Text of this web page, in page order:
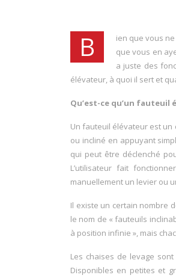
B
ien que vous
que vous en
a juste des
élévateur, à quoi il sert et
Qu’est-ce qu’un fauteuil
Un fauteuil élévateur est
ou incliné en appuyant
qui peut être déclenché
L’utilisateur fait
manuellement un levier ou
Il existe un certain nombre
le nom de « fauteuils
à position infinie », mais
Les chaises de levage
Disponibles en petites et